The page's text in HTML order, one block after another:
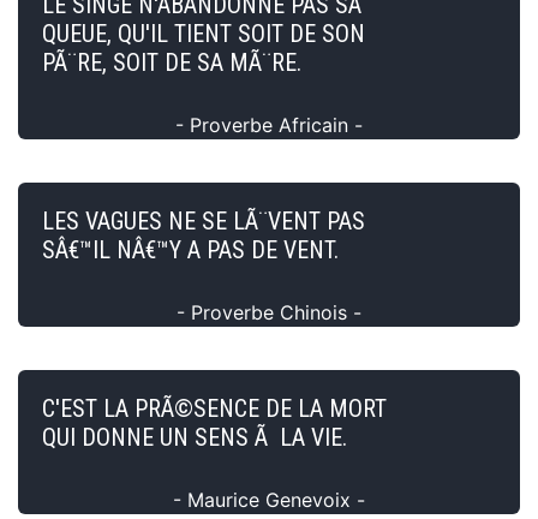
QUEUE, QU'IL TIENT SOIT DE SON
PÃ¨RE, SOIT DE SA MÃ¨RE.
- Proverbe Africain -
LES VAGUES NE SE LÃ¨VENT PAS
SÂ€™IL NÂ€™Y A PAS DE VENT.
- Proverbe Chinois -
C'EST LA PRÃ©SENCE DE LA MORT
QUI DONNE UN SENS Ã LA VIE.
- Maurice Genevoix -